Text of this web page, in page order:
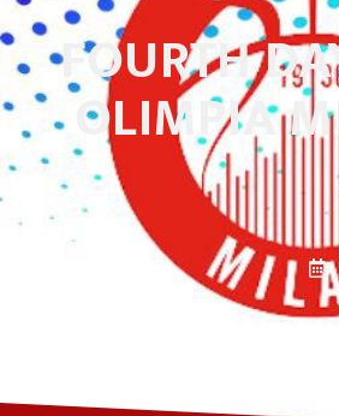
FOURTH
OLIMPIA